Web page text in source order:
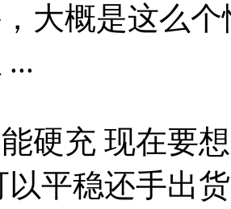
大概是这么
...
硬充 现在要
以平稳还手出